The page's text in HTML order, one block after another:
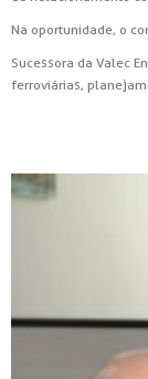
Na oportunidade, o
Sucessora da Valec
ferroviárias,